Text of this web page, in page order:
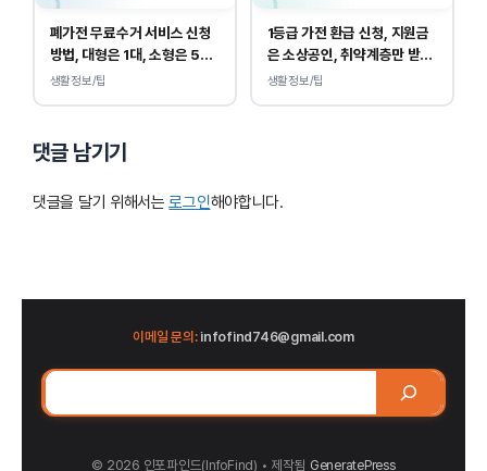
폐가전 무료수거 서비스 신청
방법, 대형은 1대, 소형은 5개
부터 무상입니다.
생활정보/팁
1등급 가전 환급 신청, 지원금
은 소상공인, 취약계층만 받
을 수 있습니다.
생활정보/팁
댓글 남기기
댓글을 달기 위해서는로그인해야합니다.
이메일 문의:infofind746@gmail.com
검
© 2026 인포파인드(InfoFind)​​​​ • 제작됨 GeneratePress